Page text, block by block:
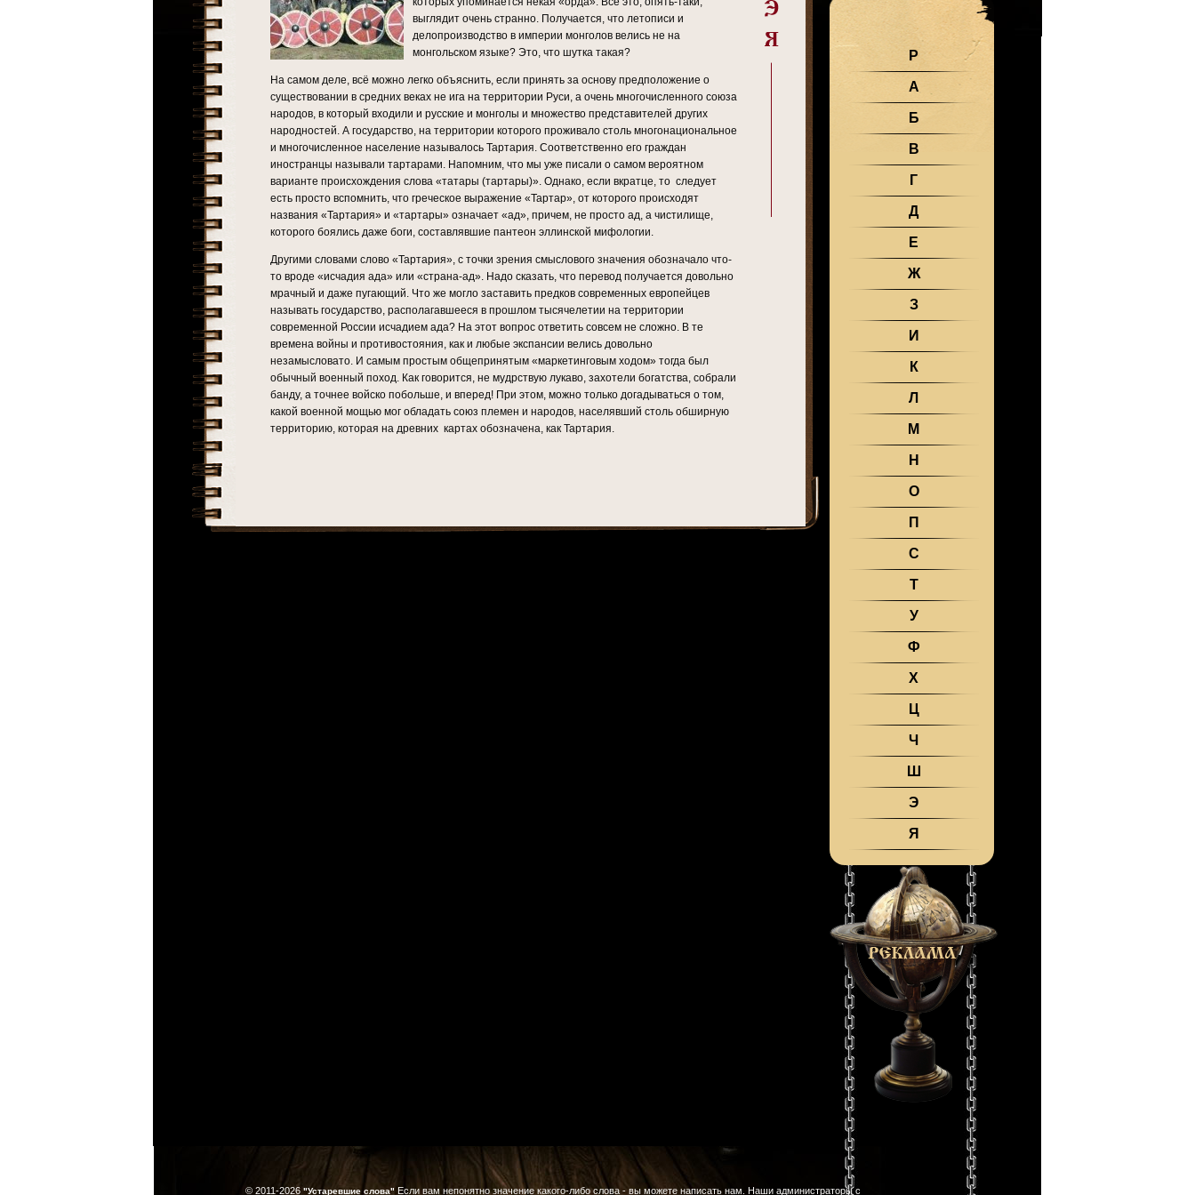
Р
А
Б
В
Г
Д
Е
Ж
З
И
К
Л
М
Н
О
П
С
Т
У
Ф
Х
Ц
Ч
Ш
Э
Я
выглядит очень странно. Получается, что летописи и
делопроизводство в империи монголов велись не на
монгольском языке? Это, что шутка такая?
На самом деле, всё можно легко объяснить, если принять за основу предположение о
существовании в средних веках не ига на территории Руси, а очень многочисленного союза
народов, в который входили и русские и монголы и множество представителей других
народностей. А государство, на территории которого проживало столь многонациональное
и многочисленное население называлось Тартария. Соответственно его граждан
иностранцы называли тартарами. Напомним, что мы уже писали о самом вероятном
варианте происхождения слова «татары (тартары)». Однако, если вкратце, то следует
есть просто вспомнить, что греческое выражение «Тартар», от которого происходят
названия «Тартария» и «тартары» означает «ад», причем, не просто ад, а чистилище,
которого боялись даже боги, составлявшие пантеон эллинской мифологии.
Другими словами слово «Тартария», с точки зрения смыслового значения обозначало что-
то вроде «исчадия ада» или «страна-ад». Надо сказать, что перевод получается довольно
мрачный и даже пугающий. Что же могло заставить предков современных европейцев
называть государство, располагавшееся в прошлом тысячелетии на территории
современной России исчадием ада? На этот вопрос ответить совсем не сложно. В те
времена войны и противостояния, как и любые экспансии велись довольно
незамысловато. И самым простым общепринятым «маркетинговым ходом» тогда был
обычный военный поход. Как говорится, не мудрствую лукаво, захотели богатства, собрали
банду, а точнее войско побольше, и вперед! При этом, можно только догадываться о том,
какой военной мощью мог обладать союз племен и народов, населявший столь обширную
территорию, которая на древних картах обозначена, как Тартария.
© 2011-2026 "Устаревшие слова" Если вам непонятно значение какого-либо слова - вы можете написать нам. Наши администраторы с